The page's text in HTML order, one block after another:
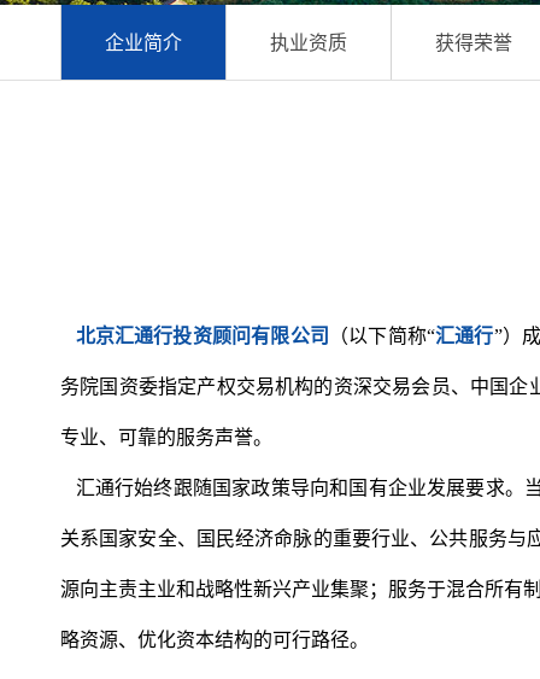
企业简介 执业资质 获得荣誉
北京汇通行投资顾问有限公司 （以下简称“汇通行”）
务院国资委指定产权交易机构的资深交易会员、中国
专业、可靠的服务声誉。
汇通行始终跟随国家政策导向和国有企业发展要求。
关系国家安全、国民经济命脉的重要行业、公共服务
源向主责主业和战略性新兴产业集聚；服务于混合所有
略资源、优化资本结构的可行路径。